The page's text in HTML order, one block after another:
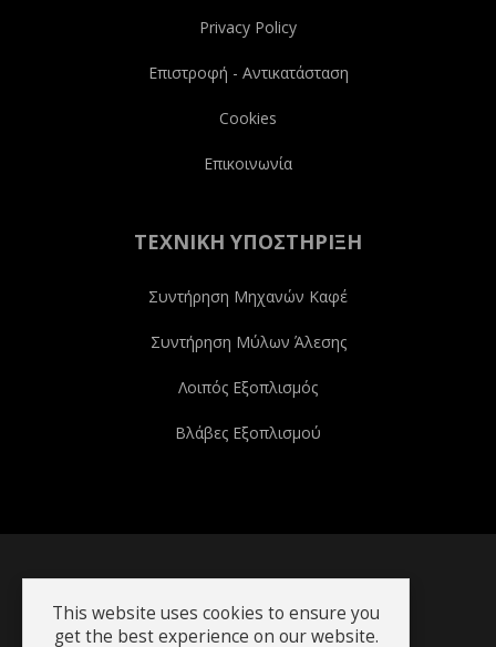
Privacy Policy
Επιστροφή - Αντικατάσταση
Cookies
Επικοινωνία
ΤΕΧΝΙΚΉ ΥΠΟΣΤΉΡΙΞΗ
Συντήρηση Μηχανών Καφέ
Συντήρηση Μύλων Άλεσης
Λοιπός Εξοπλισμός
Βλάβες Εξοπλισμού
This website uses cookies to ensure you
get the best experience on our website.